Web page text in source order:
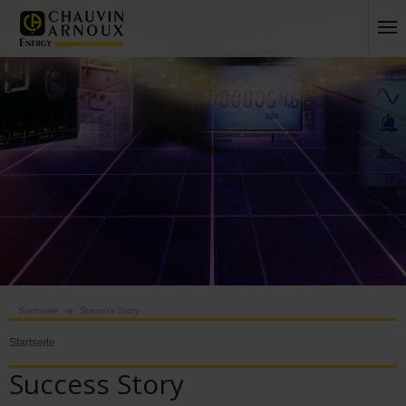
Startseite Success Story
Startseite
Success Story